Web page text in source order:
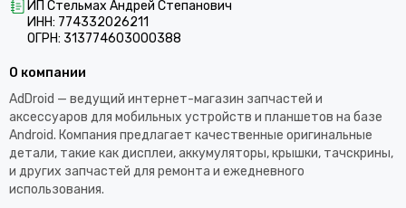
ИП Стельмах Андрей Степанович
ИНН: 774332026211
ОГРН: 313774603000388
О компании
AdDroid — ведущий интернет-магазин запчастей и
аксессуаров для мобильных устройств и планшетов на базе
Android. Компания предлагает качественные оригинальные
детали, такие как дисплеи, аккумуляторы, крышки, тачскрины,
и других запчастей для ремонта и ежедневного
использования.​